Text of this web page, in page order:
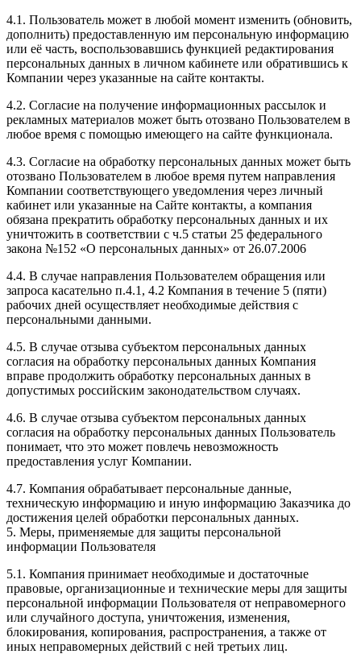
4.1. Пользователь может в любой момент изменить (обновить,
дополнить) предоставленную им персональную информацию
или её часть, воспользовавшись функцией редактирования
персональных данных в личном кабинете или обратившись к
Компании через указанные на сайте контакты.
4.2. Согласие на получение информационных рассылок и
рекламных материалов может быть отозвано Пользователем в
любое время с помощью имеющего на сайте функционала.
4.3. Согласие на обработку персональных данных может быть
отозвано Пользователем в любое время путем направления
Компании соответствующего уведомления через личный
кабинет или указанные на Сайте контакты, а компания
обязана прекратить обработку персональных данных и их
уничтожить в соответствии с ч.5 статьи 25 федерального
закона №152 «О персональных данных» от 26.07.2006
4.4. В случае направления Пользователем обращения или
запроса касательно п.4.1, 4.2 Компания в течение 5 (пяти)
рабочих дней осуществляет необходимые действия с
персональными данными.
4.5. В случае отзыва субъектом персональных данных
согласия на обработку персональных данных Компания
вправе продолжить обработку персональных данных в
допустимых российским законодательством случаях.
4.6. В случае отзыва субъектом персональных данных
согласия на обработку персональных данных Пользователь
понимает, что это может повлечь невозможность
предоставления услуг Компании.
4.7. Компания обрабатывает персональные данные,
техническую информацию и иную информацию Заказчика до
достижения целей обработки персональных данных.
5. Меры, применяемые для защиты персональной
информации Пользователя
5.1. Компания принимает необходимые и достаточные
правовые, организационные и технические меры для защиты
персональной информации Пользователя от неправомерного
или случайного доступа, уничтожения, изменения,
блокирования, копирования, распространения, а также от
иных неправомерных действий с ней третьих лиц.